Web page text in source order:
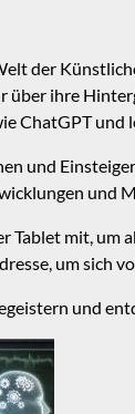
der
über ihre
ChatGPT und
und
und
Tablet mit, um
um sich
und